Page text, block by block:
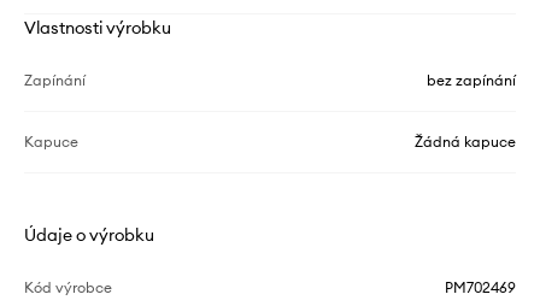
Vlastnosti výrobku
Zapínání bez zapínání
Kapuce Žádná kapuce
Údaje o výrobku
Kód výrobce PM702469